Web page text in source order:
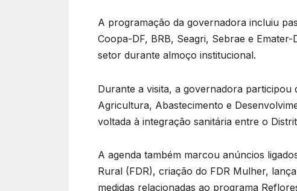
A programação da governadora incluiu
Coopa-DF, BRB, Seagri, Sebrae e
setor durante almoço institucional.
Durante a visita, a governadora participou
Agricultura, Abastecimento e
voltada à integração sanitária entre o
A agenda também marcou anúncios
Rural (FDR), criação do FDR Mulher,
medidas relacionadas ao programa